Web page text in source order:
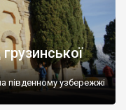
південному узбережжі